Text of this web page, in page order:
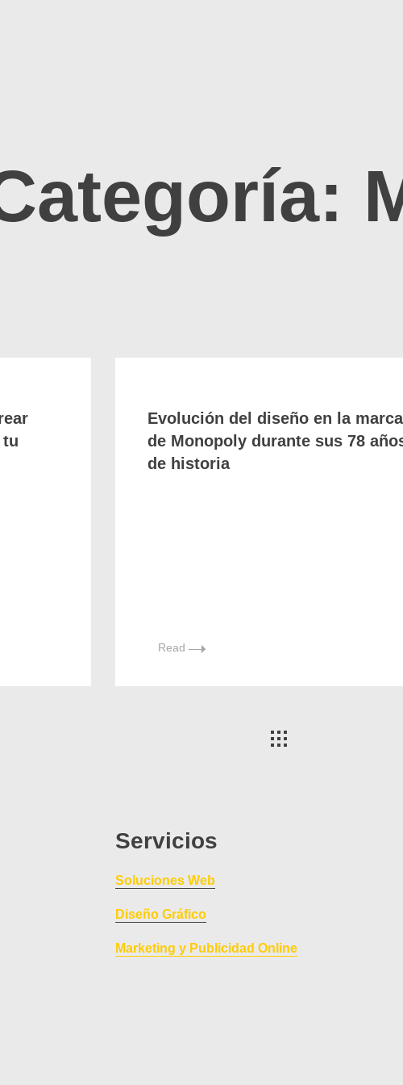
tu
Evolución del diseño en la marca
de Monopoly durante sus 78
de historia
Read
Servicios
Soluciones Web
Diseño Gráfico
Marketing y Publicidad Online